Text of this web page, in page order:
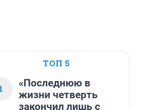
ТОП 5
«Последнюю в
жизни четверть
закончил лишь с